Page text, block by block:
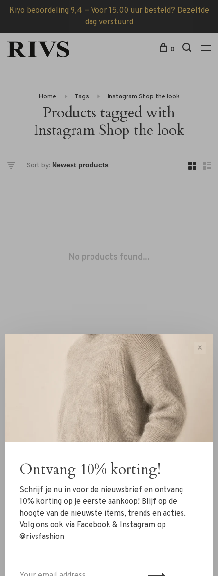
Kiyo beoordeling 9,4 — Voor 15.00 uur besteld? Dezelfde
dag verstuurd
0
Home Tags Instagram Shop the look
Products tagged with
Instagram Shop the look
Sort by:
No products found...
Showing 1 - 0 of 0
Shoes
Jewelry
Accessoires
SALE
✕
Ontvang 10% korting!
Schrijf je nu in voor de nieuwsbrief en ontvang
10% korting op je eerste aankoop! Blijf op de
hoogte van de nieuwste items, trends en acties.
Volg ons ook via Facebook & Instagram op
@rivsfashion